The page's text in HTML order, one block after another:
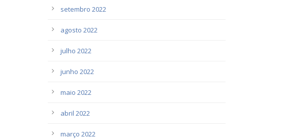
setembro 2022
agosto 2022
julho 2022
junho 2022
maio 2022
abril 2022
março 2022